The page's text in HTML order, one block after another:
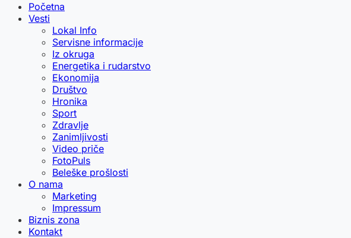
Početna
Vesti
Lokal Info
Servisne informacije
Iz okruga
Energetika i rudarstvo
Ekonomija
Društvo
Hronika
Sport
Zdravlje
Zanimljivosti
Video priče
FotoPuls
Beleške prošlosti
O nama
Marketing
Impressum
Biznis zona
Kontakt